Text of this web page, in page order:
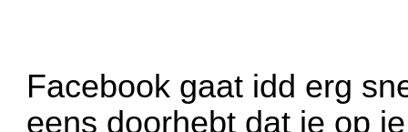
Facebook gaat idd erg
eens doorhebt dat je op